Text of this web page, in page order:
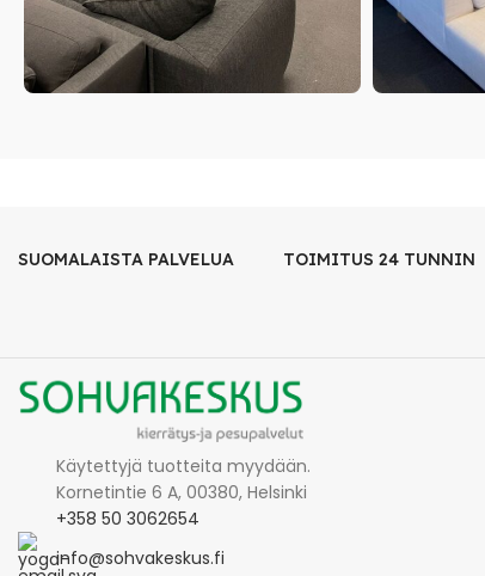
SUOMALAISTA PALVELUA
TOIMITUS 24 TUNNIN
Käytettyjä tuotteita myydään.
Kornetintie 6 A, 00380, Helsinki
+358 50 3062654
info@sohvakeskus.fi